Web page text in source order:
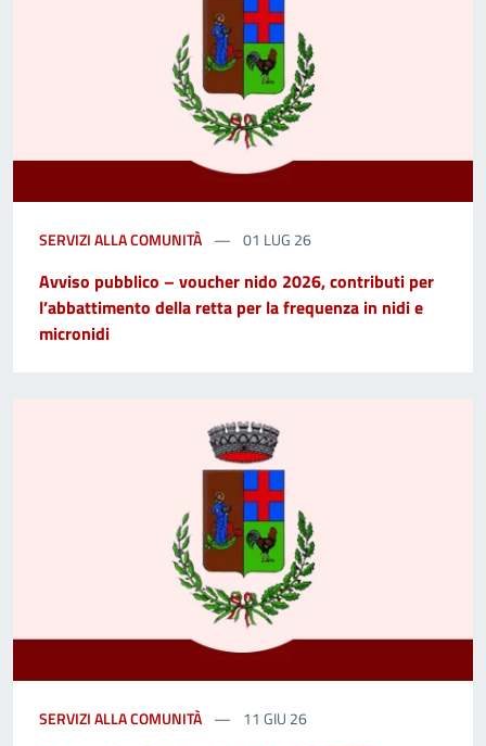
SERVIZI ALLA COMUNITÀ 01 LUG 26
Avviso pubblico – voucher nido 2026, contributi per
l’abbattimento della retta per la frequenza in nidi e
micronidi
SERVIZI ALLA COMUNITÀ 11 GIU 26